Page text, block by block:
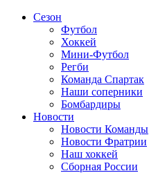
Сезон
Футбол
Хоккей
Мини-Футбол
Регби
Команда Спартак
Наши соперники
Бомбардиры
Новости
Новости Команды
Новости Фратрии
Наш хоккей
Сборная России